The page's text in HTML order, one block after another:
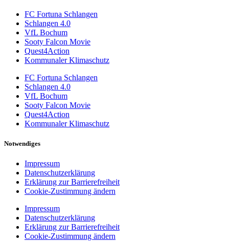
FC Fortuna Schlangen
Schlangen 4.0
VfL Bochum
Sooty Falcon Movie
Quest4Action
Kommunaler Klimaschutz
FC Fortuna Schlangen
Schlangen 4.0
VfL Bochum
Sooty Falcon Movie
Quest4Action
Kommunaler Klimaschutz
Notwendiges
Impressum
Datenschutzerklärung
Erklärung zur Barrierefreiheit
Cookie-Zustimmung ändern
Impressum
Datenschutzerklärung
Erklärung zur Barrierefreiheit
Cookie-Zustimmung ändern